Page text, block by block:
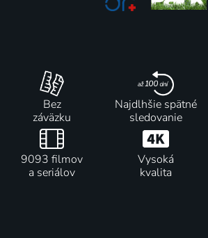
Bez
záväzku
Najdlhšie spätné
sledovanie
9093 filmov
a seriálov
Vysoká
kvalita